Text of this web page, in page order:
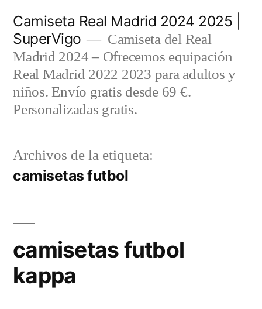
contenido
Camiseta Real Madrid 2024 2025 |
SuperVigo
Camiseta del Real
Madrid 2024 – Ofrecemos equipación
Real Madrid 2022 2023 para adultos y
niños. Envío gratis desde 69 €.
Personalizadas gratis.
Archivos de la etiqueta:
camisetas futbol
camisetas futbol
kappa